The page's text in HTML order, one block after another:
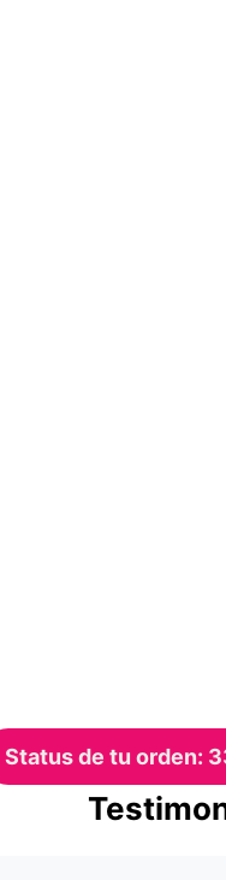
Status de tu orden: